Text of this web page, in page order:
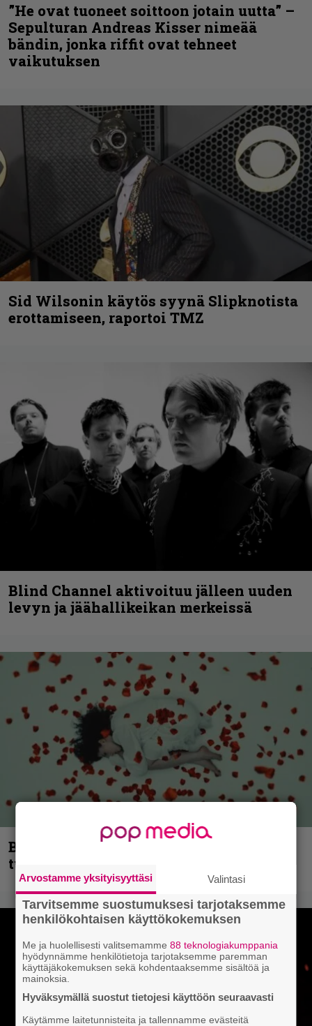
”He ovat tuoneet soittoon jotain uutta” –
Sepulturan Andreas Kisser nimeää
bändin, jonka riffit ovat tehneet
vaikutuksen
Sid Wilsonin käytös syynä Slipknotista
erottamiseen, raportoi TMZ
Blind Channel aktivoituu jälleen uuden
levyn ja jäähallikeikan merkeissä
Blind Channel palaa rytinällä –
tuplasingle videoineen julki
Arvostamme yksityisyyttäsi Valintasi
Tarvitsemme suostumuksesi tarjotaksemme
henkilökohtaisen käyttökokemuksen
Me ja huolellisesti valitsemamme88 teknologiakumppania
hyödynnämme henkilötietoja tarjotaksemme paremman
käyttäjäkokemuksen sekä kohdentaaksemme sisältöä ja
mainoksia.
Hyväksymällä suostut tietojesi käyttöön seuraavasti
Käytämme laitetunnisteita ja tallennamme evästeitä